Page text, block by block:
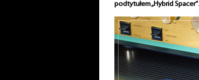
podtytułem „Hybrid Spacer”.